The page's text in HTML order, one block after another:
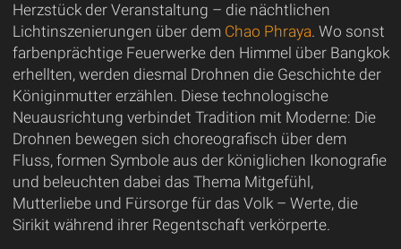
Herzstück der Veranstaltung – die nächtlichen
Lichtinszenierungen über dem Chao Phraya. Wo sonst
farbenprächtige Feuerwerke den Himmel über Bangkok
erhellten, werden diesmal Drohnen die Geschichte der
Königinmutter erzählen. Diese technologische
Neuausrichtung verbindet Tradition mit Moderne: Die
Drohnen bewegen sich choreografisch über dem
Fluss, formen Symbole aus der königlichen Ikonografie
und beleuchten dabei das Thema Mitgefühl,
Mutterliebe und Fürsorge für das Volk – Werte, die
Sirikit während ihrer Regentschaft verkörperte.